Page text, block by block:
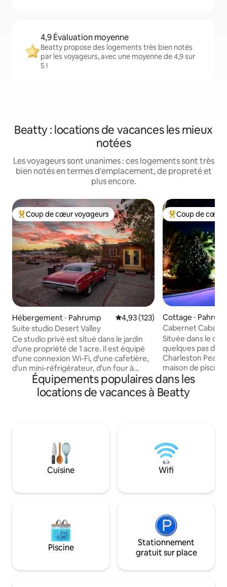
4,9 Évaluation moyenne
Beatty propose des logements très bien notés
par les voyageurs, avec une moyenne de 4,9 sur
5 !
Beatty : locations de vacances les mieux
notées
Les voyageurs sont unanimes : ces logements sont très
bien notés en termes d'emplacement, de propreté et
plus encore.
Coups de cœur voyageurs les plus appréciés
Coup de cœur voyageurs
Hébergement ⋅ Pahrump Évaluation moyenne sur la
4,93 (123)
Suite studio Desert Valley
Ce studio privé est situé dans le jardin
d'une propriété de 1 acre. Il est équipé
d'une connexion Wi-Fi, d'une cafetière,
d'un mini-réfrigérateur, d'un four à
micro-ondes, d'un espace de travail
dédié, d'une télévision connectée, d'un
espace barbecue, d'une aire de jeux
l'ouest de Las Vegas et à 45 minutes de
la vallée de la Mort, idéalement situé
entre la vaste étendue du désert de
Mojave et les majestueuses montagnes
abondance d'aventures en plein air.
Coups de cœur
Coup de cœur
Cottage ⋅
Cabernet Cabana
DVNP
Située dans le
quelques pas du
Charleston Peak,
maison de
l’escapade idéale
invités. La piscine privée et le jacuzzi de
ce pool house de
0,6 hectare,
haut de gamme.
maison
très calme, isolée
billard, des
Équipements populaires dans les
locations de vacances à Beatty
Cuisine Wifi
Piscine
Stationnement
gratuit sur place